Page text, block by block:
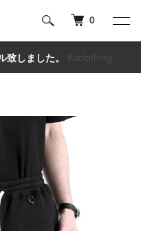
0
しました。 Ksclothing